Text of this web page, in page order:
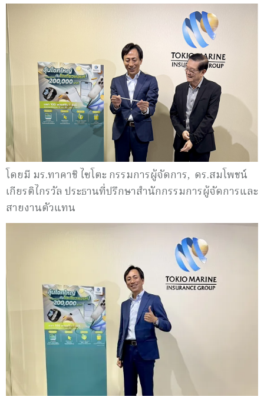
โดยมี มร.ทาคาชิ ไซโตะ กรรมการผู้จัดการ, ดร.สมโพชน์
เกียรติไกรวัล ประธานที่ปรึกษาสำนักกรรมการผู้จัดการและ
สายงานตัวแทน